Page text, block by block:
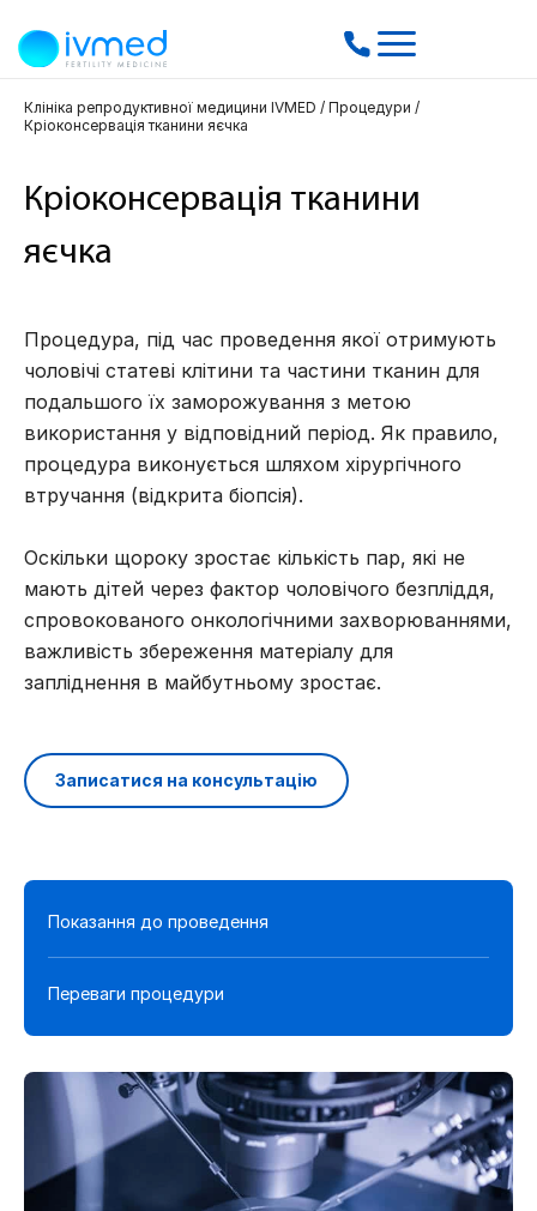
Клініка репродуктивної медицини IVMED / Процедури /
Кріоконсервація тканини яєчка
Кріоконсервація тканини
яєчка
Процедура, під час проведення якої отримують
чоловічі статеві клітини та частини тканин для
подальшого їх заморожування з метою
використання у відповідний період. Як правило,
процедура виконується шляхом хірургічного
втручання (відкрита біопсія).
Оскільки щороку зростає кількість пар, які не
мають дітей через фактор чоловічого безпліддя,
спровокованого онкологічними захворюваннями,
важливість збереження матеріалу для
запліднення в майбутньому зростає.
Записатися на консультацію
Показання до проведення
Переваги процедури